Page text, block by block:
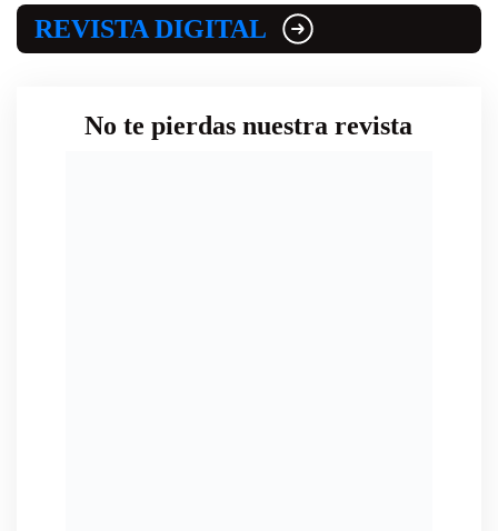
REVISTA DIGITAL
No te pierdas nuestra revista